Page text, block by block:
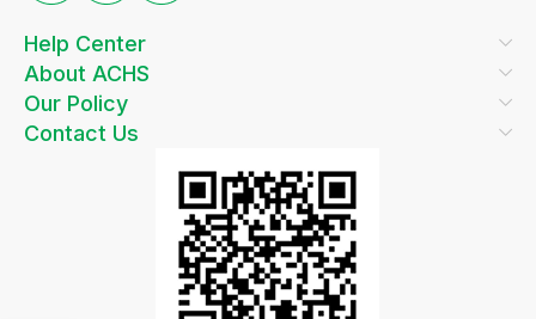
Help Center
About ACHS
Our Policy
Contact Us